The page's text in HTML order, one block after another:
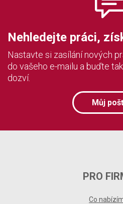
Nehledejte práci,
Nastavte si zasílání nových
do vašeho e-mailu a buďte
dozví.
Můj
PRO
Co